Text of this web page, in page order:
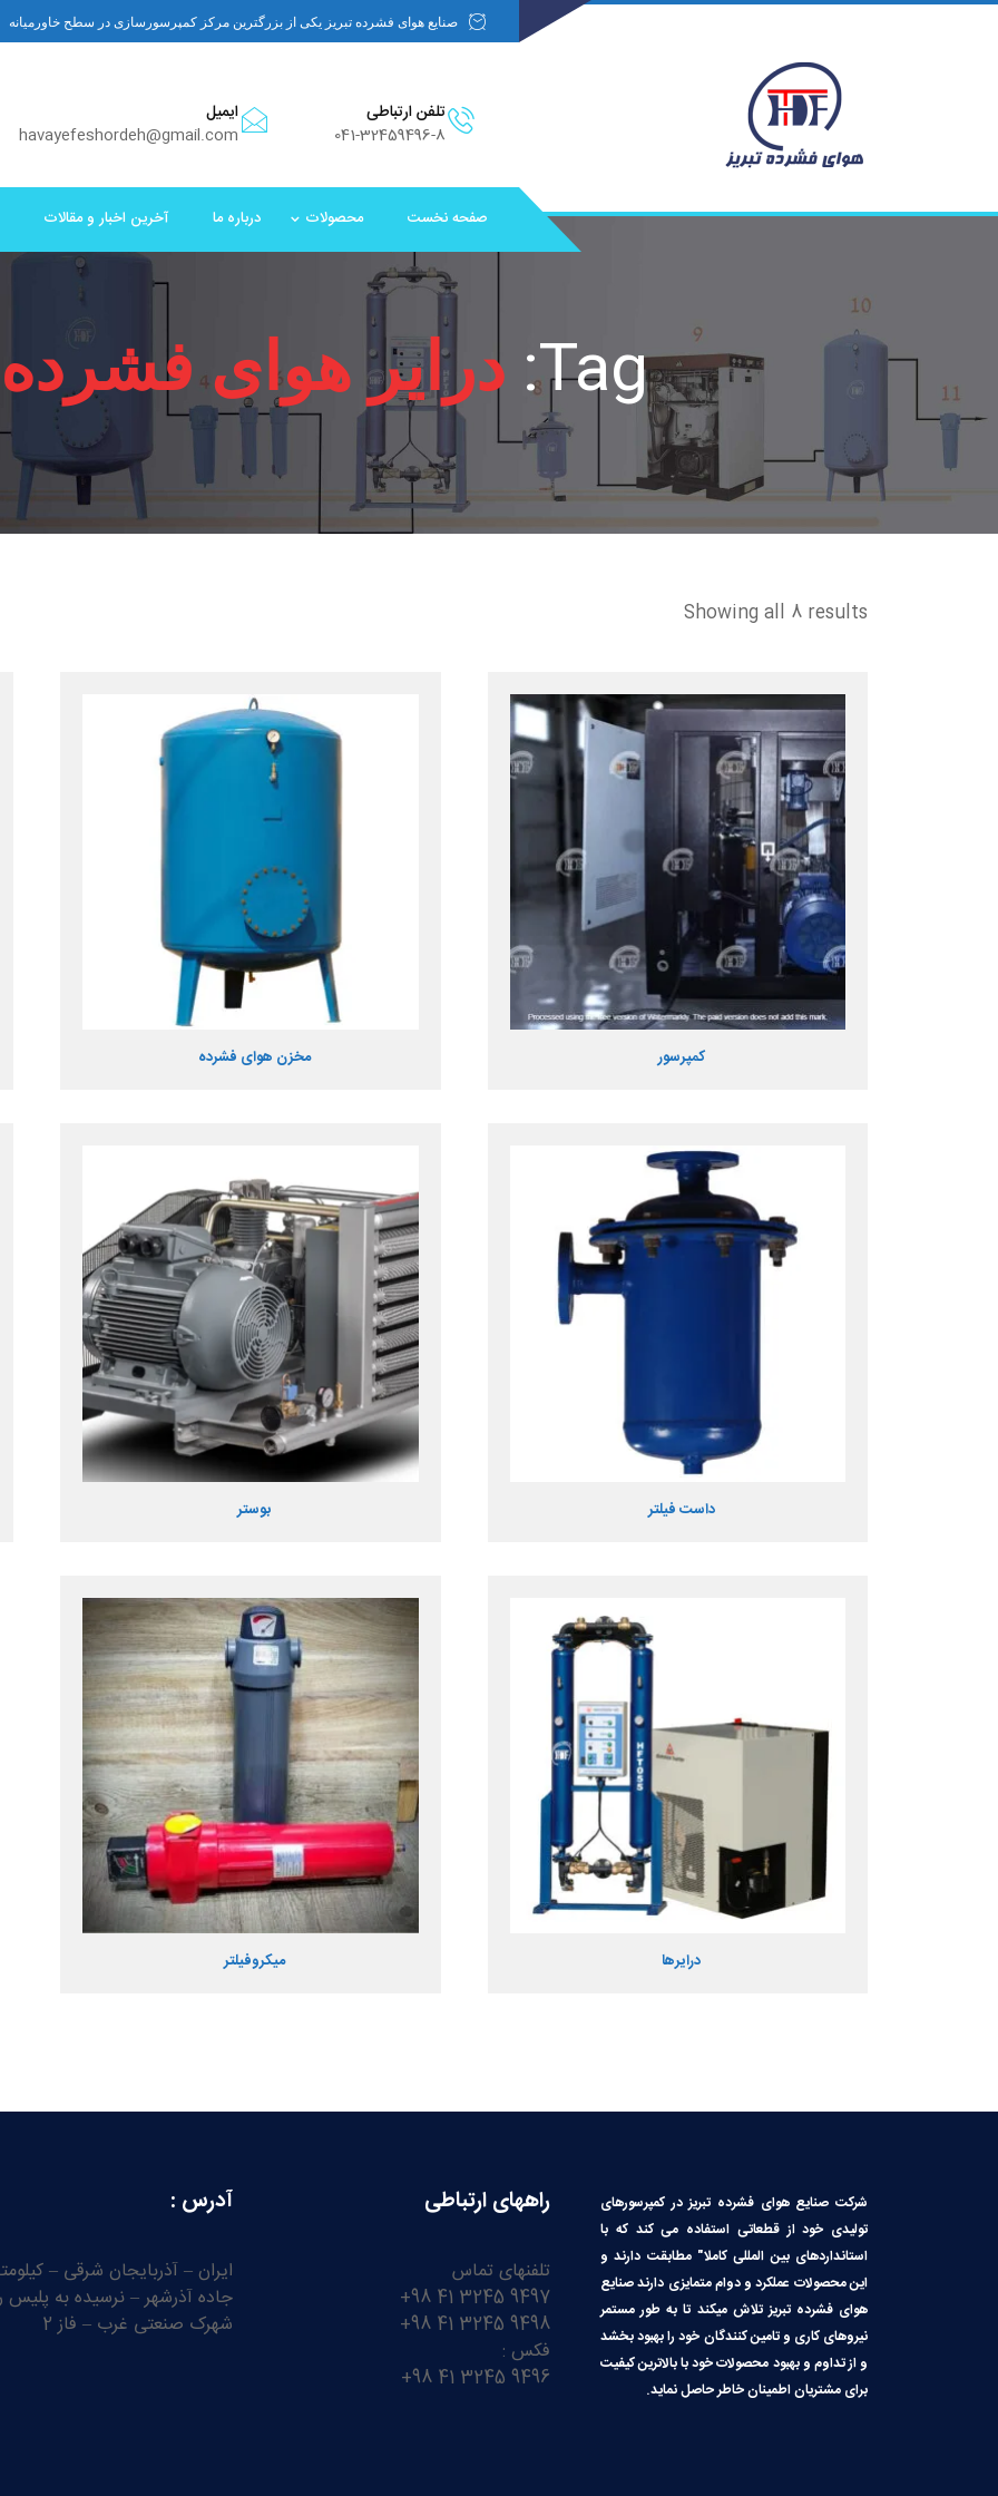
صنایع هوای فشرده تبریز یکی از بزرگترین مرکز کمپرسورسازی در سطح خاورمیانه
تلفن ارتباطی
041-32459496-8
ایمیل
havayefeshordeh@gmail.com
صفحه نخست محصولات درباره ما آخرین اخبار و مقالات
Tag: درایر هوای فشرده
Showing all 8 results
کمپرسور مخزن هوای فشرده
داست فیلتر بوستر
درایرها میکروفیلتر
شرکت صنایع هوای فشرده تبریز در کمپرسورهای
تولیدی خود از قطعاتی استفاده می کند که با
استانداردهای بین المللی کاملا″ مطابقت دارند و
این محصولات عملکرد و دوام متمایزی دارند صنایع
هوای فشرده تبریز تلاش میکند تا به طور مستمر
نیروهای کاری و تامین کنندگان خود را بهبود بخشد
و از تداوم و بهبود محصولات خود با بالاترین کیفیت
برای مشتریان اطمینان خاطر حاصل نماید.
راههای ارتباطی
تلفنهای تماس
9497 3245 41 98+
9498 3245 41 98+
فکس :
9496 3245 41 98+
آدرس :
جاده آذرشهر – نرسیده به پلیس
شهرک صنعتی غرب – فاز 2